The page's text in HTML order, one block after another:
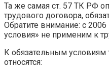
Та же самая ст. 57 ТК РФ
трудового договора,
Обратите внимание: с
условия» не применим к
К обязательным условиям
относятся: